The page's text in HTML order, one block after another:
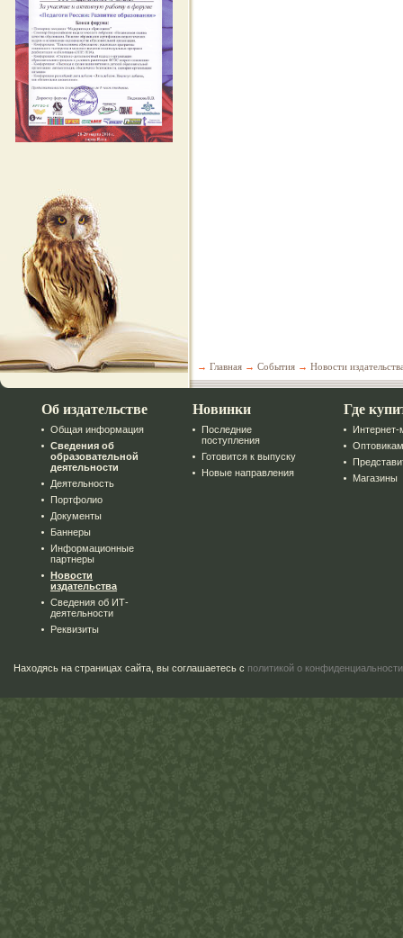
→ Главная → События → Новости
Об издательстве
Общая информация
Сведения об
образовательной
деятельности
Деятельность
Портфолио
Документы
Баннеры
Информационные
партнеры
Новости
издательства
Сведения об ИТ-
деятельности
Реквизиты
Новинки
Последние
поступления
Готовится к выпуску
Новые направления
Где
Интернет-
Оптовикам
Магазины
Находясь на страницах сайта, вы соглашаетесь с политикой о конфиденциальности